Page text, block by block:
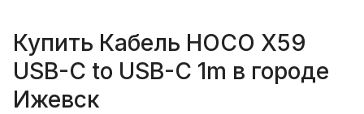
Купить Кабель HOCO X59
USB-C to USB-C 1m в городе
Ижевск